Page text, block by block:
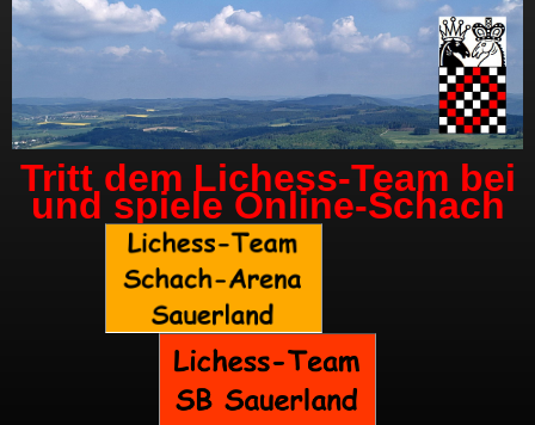
Tritt dem Lichess-Team bei
und spiele Online-Schach